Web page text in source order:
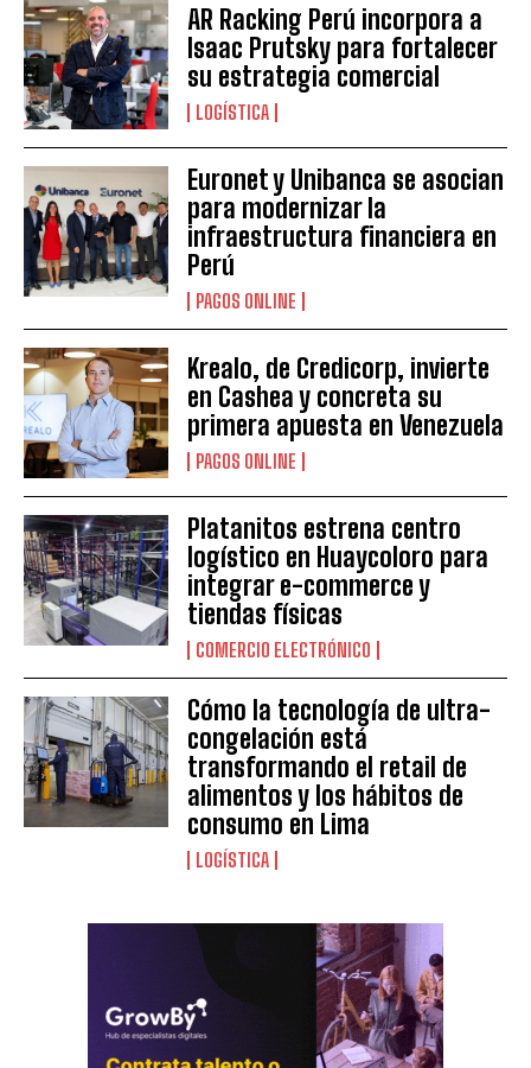
AR Racking Perú incorpora a
Isaac Prutsky para fortalecer
su estrategia comercial
LOGÍSTICA
Euronet y Unibanca se asocian
para modernizar la
infraestructura financiera en
Perú
PAGOS ONLINE
Krealo, de Credicorp, invierte
en Cashea y concreta su
primera apuesta en Venezuela
PAGOS ONLINE
Platanitos estrena centro
logístico en Huaycoloro para
integrar e-commerce y
tiendas físicas
COMERCIO ELECTRÓNICO
Cómo la tecnología de ultra-
congelación está
transformando el retail de
alimentos y los hábitos de
consumo en Lima
LOGÍSTICA